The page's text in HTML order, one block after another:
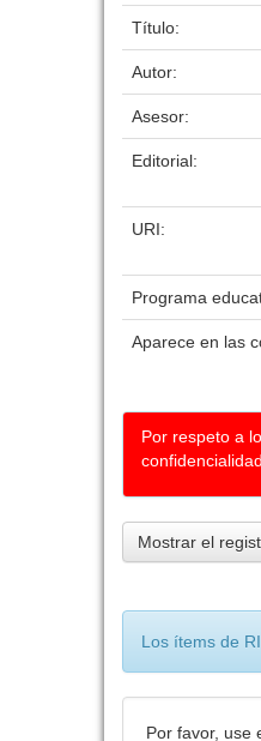
Título:
Autor:
Asesor:
Editorial:
URI:
Programa
Aparece en las
Por respeto a
confidencialidad
Mostrar el
Los ítems de
Por favor, use